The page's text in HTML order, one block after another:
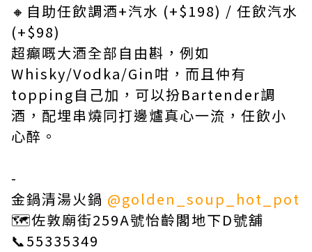
🔸自助任飲調酒+汽水 (+$198) / 任飲汽水
(+$98)
超癲嘅大酒全部自由斟，例如
Whisky/Vodka/Gin咁，而且仲有
topping自己加，可以扮Bartender調
酒，配埋串燒同打邊爐真心一流，任飲小
心醉。
-
金鍋清湯火鍋 @golden_soup_hot_pot
🗺️佐敦廟街259A號怡齡閣地下D號舖
📞55335349